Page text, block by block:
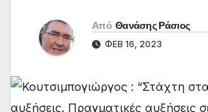
Από Θανάσης Ράσιος
ΦΕΒ 16, 2023